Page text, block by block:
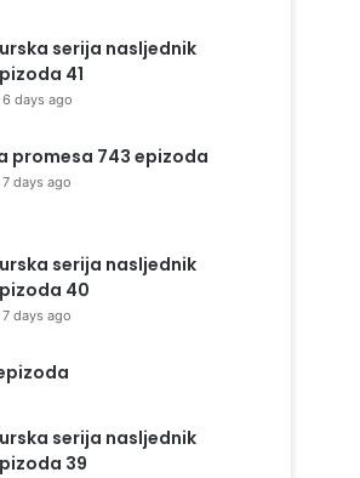
serija nasljednik
41
6 days ago
promesa 743 epizoda
7 days ago
serija nasljednik
40
7 days ago
serija nasljednik
39